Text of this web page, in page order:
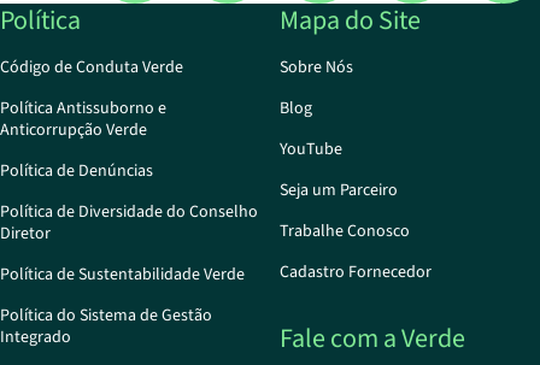
Mapa do Site
Sobre Nós
Blog
YouTube
Seja um Parceiro
Trabalhe Conosco
Cadastro Fornecedor
Política
Código de Conduta Verde
Política Antissuborno e
Anticorrupção Verde
Política de Denúncias
Política de Diversidade do Conselho
Diretor
Política de Sustentabilidade Verde
Política do Sistema de Gestão
Integrado
Fale com a Verde